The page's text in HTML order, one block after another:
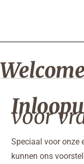
voor
Speciaal voor onze
kunnen ons